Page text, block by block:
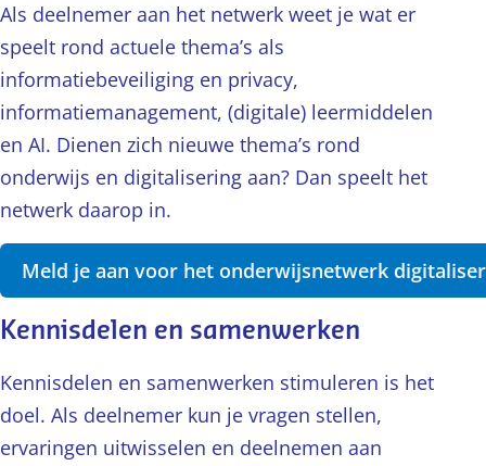
Als deelnemer aan het netwerk weet je wat er
speelt rond actuele thema’s als
informatiebeveiliging en privacy,
informatiemanagement, (digitale) leermiddelen
en AI. Dienen zich nieuwe thema’s rond
onderwijs en digitalisering aan? Dan speelt het
netwerk daarop in.
Meld je aan voor het onderwijsnetwerk
Kennisdelen en samenwerken
Kennisdelen en samenwerken stimuleren is het
doel. Als deelnemer kun je vragen stellen,
ervaringen uitwisselen en deelnemen aan